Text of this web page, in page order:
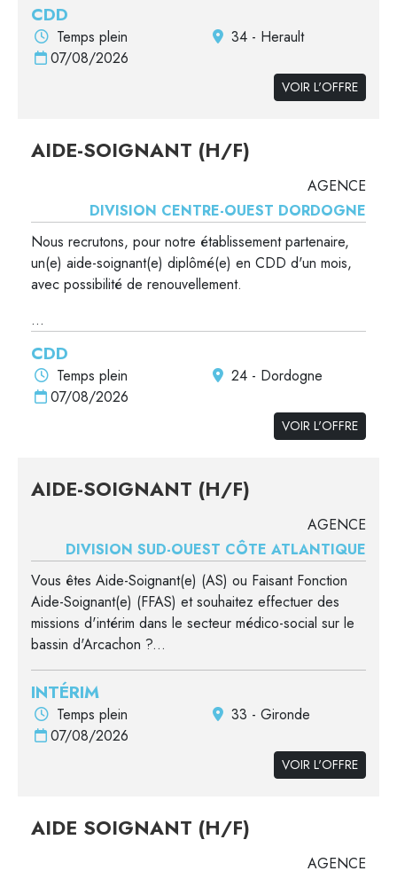
CDD
Temps plein
34 - Herault
07/08/2026
VOIR L'OFFRE
AIDE-SOIGNANT (H/F)
AGENCE
DIVISION CENTRE-OUEST DORDOGNE
Nous recrutons, pour notre établissement partenaire,
un(e) aide-soignant(e) diplômé(e) en CDD d'un mois,
avec possibilité de renouvellement.
...
CDD
Temps plein
24 - Dordogne
07/08/2026
VOIR L'OFFRE
AIDE-SOIGNANT (H/F)
AGENCE
DIVISION SUD-OUEST CÔTE ATLANTIQUE
Vous êtes Aide-Soignant(e) (AS) ou Faisant Fonction
Aide-Soignant(e) (FFAS) et souhaitez effectuer des
missions d'intérim dans le secteur médico-social sur le
bassin d'Arcachon ?...
INTÉRIM
Temps plein
33 - Gironde
07/08/2026
VOIR L'OFFRE
AIDE SOIGNANT (H/F)
AGENCE